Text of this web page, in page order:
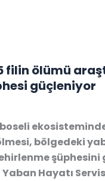
filin ölümü
güçleniyor
bölgedeki
şüphesini
Hayatı